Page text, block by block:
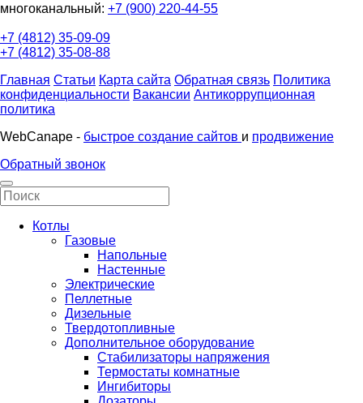
многоканальный: +7 (900) 220-44-55
+7 (4812) 35-09-09
+7 (4812) 35-08-88
Главная Статьи Карта сайта Обратная связь Политика
конфиденциальности Вакансии Антикоррупционная
политика
WebCanape - быстрое создание сайтов и продвижение
Обратный звонок
Котлы
Газовые
Напольные
Настенные
Электрические
Пеллетные
Дизельные
Твердотопливные
Дополнительное оборудование
Стабилизаторы напряжения
Термостаты комнатные
Ингибиторы